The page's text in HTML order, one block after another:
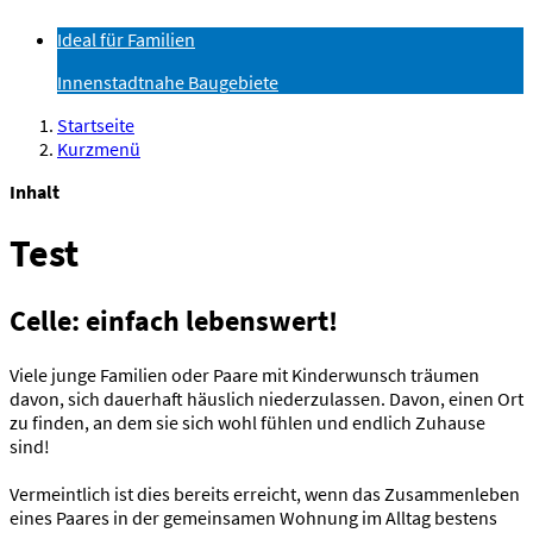
Ideal für Familien
Innenstadtnahe Baugebiete
Startseite
Kurzmenü
Inhalt
Test
Celle: einfach lebenswert!
Viele junge Familien oder Paare mit Kinderwunsch träumen
davon, sich dauerhaft häuslich niederzulassen. Davon, einen Ort
zu finden, an dem sie sich wohl fühlen und endlich Zuhause
sind!
Vermeintlich ist dies bereits erreicht, wenn das Zusammenleben
eines Paares in der gemeinsamen Wohnung im Alltag bestens